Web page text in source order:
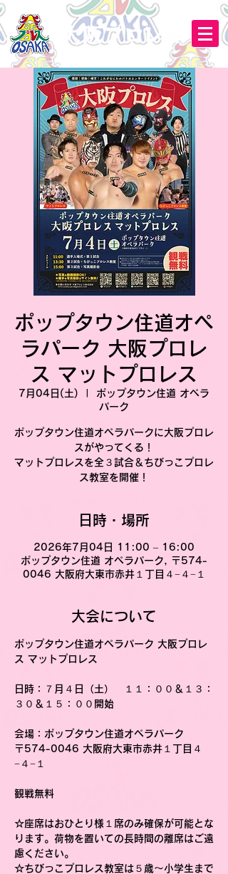
ポップタウン住道オペ
ラパーク 大阪プロレ
ス マットプロレス
7月04日(土)
ポップタウン住道 オペラ
パーク
ポップタウン住道オペラパークに大阪プロレ
スがやってくる！
マットプロレスを全３試合＆ちびっこプロレ
ス教室を開催！
日時・場所
2026年7月04日 11:00 – 16:00
ポップタウン住道 オペラパーク, 〒574-
0046 大阪府大東市赤井１丁目４−４−１
大会について
ポップタウン住道オペラパーク 大阪プロレ
ス マットプロレス
日時 ：７月４日（土）　１１：００＆１３：
３０＆１５：００開始
会場 ：ポップタウン住道オペラパーク
〒574-0046 大阪府大東市赤井１丁目４
−４−１
観戦無料
☆座席はおひとり様１席のみ確保が可能とな
ります。荷物を置いての長時間の離席はご遠
慮ください。
☆ちびっこプロレス教室は５歳〜小学生まで